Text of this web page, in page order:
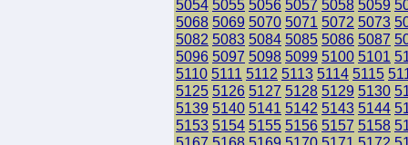
5054 5055 5056 5057 5058 5059
5068 5069 5070 5071 5072 5073
5082 5083 5084 5085 5086 5087
5096 5097 5098 5099 5100 5101
5110 5111 5112 5113 5114 5115
5125 5126 5127 5128 5129 5130
5139 5140 5141 5142 5143 5144
5153 5154 5155 5156 5157 5158